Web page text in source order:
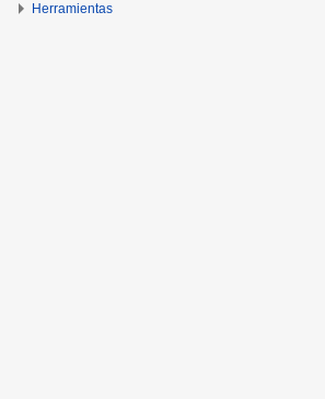
Herramientas